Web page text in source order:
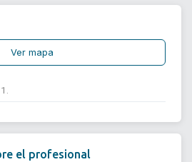
Ver mapa
el profesional